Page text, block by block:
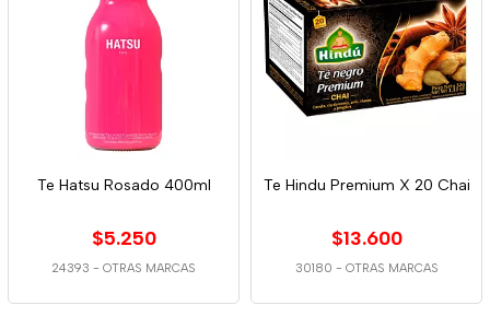
Te Hatsu Rosado 400ml
$5.250
24393 - OTRAS MARCAS
Te Hindu Premium X 20 Chai
$13.600
30180 - OTRAS MARCAS